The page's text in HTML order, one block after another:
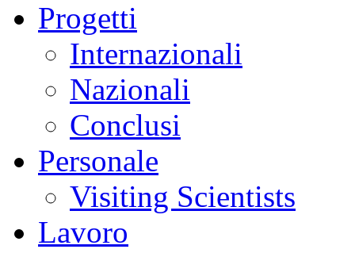
Progetti
Internazionali
Nazionali
Conclusi
Personale
Visiting Scientists
Lavoro